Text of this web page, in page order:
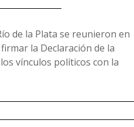
de la Plata se reunieron en
la Declaración de la
vínculos políticos con la